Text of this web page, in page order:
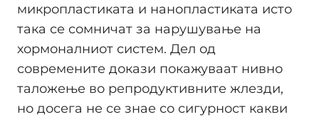
микропластиката и нанопластиката исто
така се сомничат за нарушување на
хормоналниот систем. Дел од
современите докази покажуваат нивно
таложење во репродуктивните жлезди,
но досега не се знае со сигурност какви